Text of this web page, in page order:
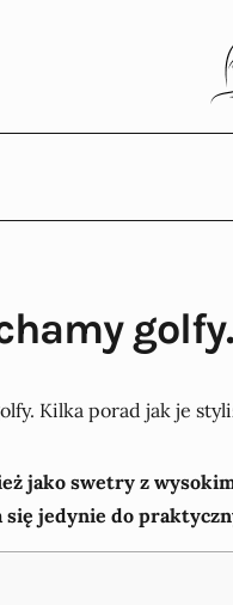
jako swetry z
jedynie do